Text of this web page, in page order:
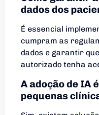
dados dos
É essencial
cumpram as
dados e garantir
autorizado tenha
A adoção de IA
pequenas